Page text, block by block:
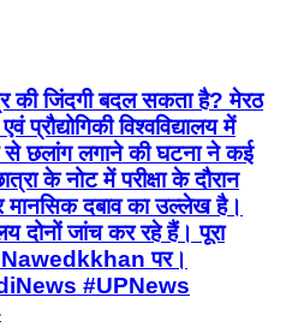
की जिंदगी बदल सकता है? मेरठ
विश्वविद्यालय में
से छलांग लगाने की घटना ने कई
के नोट में परीक्षा के दौरान
दबाव का उल्लेख है।
दोनों जांच कर रहे हैं। पूरा
पर।
#UPNews